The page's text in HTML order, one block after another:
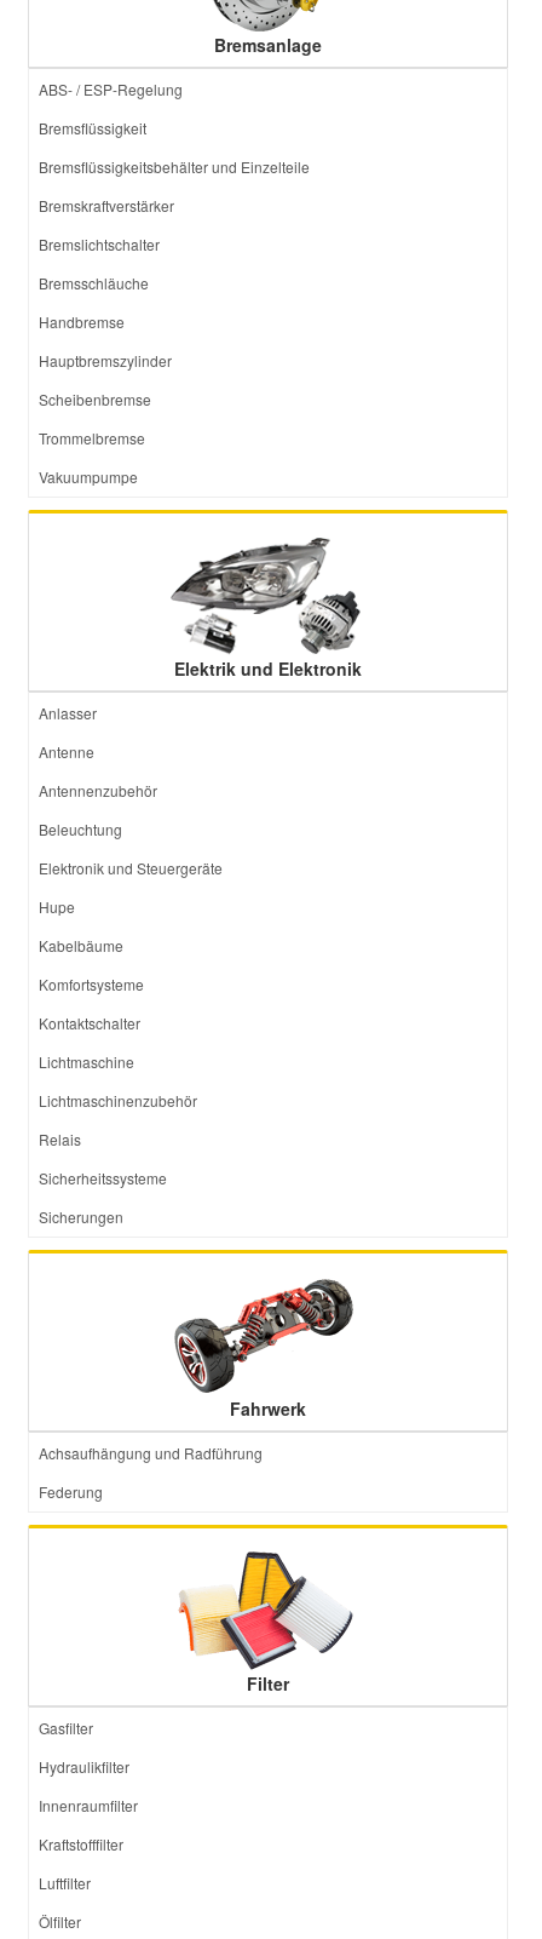
Bremsanlage
ABS- / ESP-Regelung
Bremsflüssigkeit
Bremsflüssigkeitsbehälter und Einzelteile
Bremskraftverstärker
Bremslichtschalter
Bremsschläuche
Handbremse
Hauptbremszylinder
Scheibenbremse
Trommelbremse
Vakuumpumpe
Elektrik und Elektronik
Anlasser
Antenne
Antennenzubehör
Beleuchtung
Elektronik und Steuergeräte
Hupe
Kabelbäume
Komfortsysteme
Kontaktschalter
Lichtmaschine
Lichtmaschinenzubehör
Relais
Sicherheitssysteme
Sicherungen
Fahrwerk
Achsaufhängung und Radführung
Federung
Filter
Gasfilter
Hydraulikfilter
Innenraumfilter
Kraftstofffilter
Luftfilter
Ölfilter